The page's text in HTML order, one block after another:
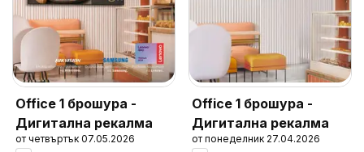
Office 1 брошура -
Дигитална рекалма
от четвъртък 07.05.2026
Office 1 брошура -
Дигитална рекалма
от понеделник 27.04.2026